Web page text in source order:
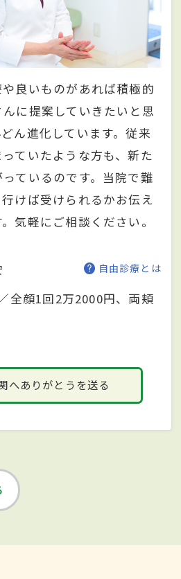
良いものがあれば積極的
に提案していきたいと思
ん進化しています。従来
ていたような方も、新た
ているのです。当院で難
けば受けられるかお伝え
気軽にご相談ください。
自由診療とは
全顔1回2万2000円、両頬
へありがとうを送る